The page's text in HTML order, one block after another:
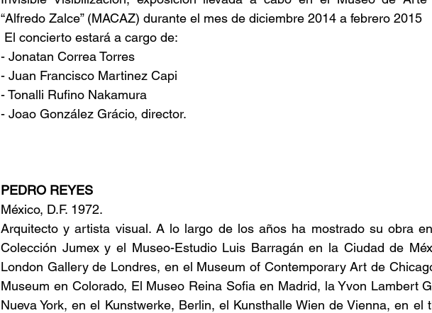
“Alfredo Zalce” (MACAZ) durante el mes de diciembre 2014 a febrero 2015
El concierto estará a cargo de:
- Jonatan Correa Torres
- Juan Francisco Martinez Capi
- Tonalli Rufino Nakamura
- Joao González Grácio, director.
PEDRO REYES
México, D.F. 1972.
Arquitecto y artista visual. A lo largo de los años ha mostrado su obra
Colección Jumex y el Museo-Estudio Luis Barragán en la Ciudad de
London Gallery de Londres, en el Museum of Contemporary Art de
Museum en Colorado, El Museo Reina Sofia en Madrid, la Yvon Lambert
Nueva York, en el Kunstwerke, Berlin, el Kunsthalle Wien de Vienna, en el